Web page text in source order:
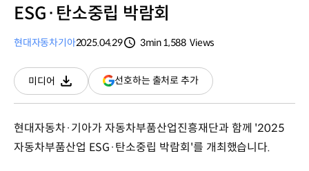
ESG·탄소중립 박람회
현대자동차기아2025.04.29
3min1,588 Views
미디어
다운로드
선호하는 출처로 추가(새
창
현대자동차·기아가 자동차부품산업진흥재단과 함께 '2025
자동차부품산업 ESG·탄소중립 박람회'를 개최했습니다.